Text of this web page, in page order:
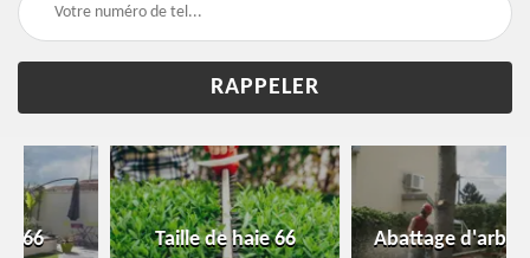
Taille de haie 66 Abattage d'arbres 66